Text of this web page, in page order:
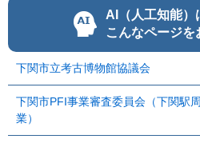
AI（人工知能）
こんなページ
下関市立考古博物館協議会
下関市PFI事業審査委員会（下関駅
業）